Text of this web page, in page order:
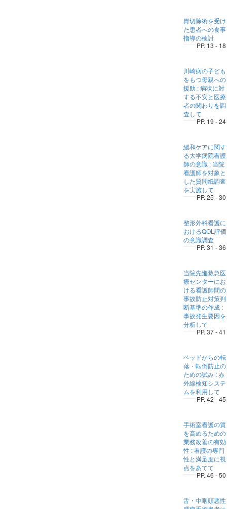
胃切除術を受け
た患者への食事
指導の検討
PP. 13 - 18
川崎病の子ども
をもつ母親への
援助 : 病状に対
する不安と医療
者の関わりを調
査して
PP. 19 - 24
緩和ケアに関す
る大学病院看護
師の意識 : 当院
看護師を対象と
した質問紙調査
を実施して
PP. 25 - 30
整形外科看護に
おけるQOL評価
の意識調査
PP. 31 - 36
当院先進救急医
療センターにお
ける看護師間の
事故防止対策判
断基準の作成 :
事故発生要因を
分析して
PP. 37 - 41
ベッドからの転
落・転倒防止の
ための試み : 赤
外線検知システ
ムを利用して
PP. 42 - 45
手術室看護の質
を高めるための
業務改善の有効
性 : 看護の専門
性と満足度に視
点をあてて
PP. 46 - 50
舌・中咽頭悪性